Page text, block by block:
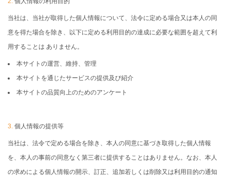
当社は、当社が取得した個人情報について、法令に定める場合又は本人の同
意を得た場合を除き、以下に定める利用目的の達成に必要な範囲を超えて利
用することは ありません。
本サイトの運営、維持、管理
本サイトを通じたサービスの提供及び紹介
本サイトの品質向上のためのアンケート
3. 個人情報の提供等
当社は、法令で定める場合を除き、本人の同意に基づき取得した個人情報
を、本人の事前の同意なく第三者に提供することはありません。なお、本人
の求めによる個人情報の開示、訂正、追加若しくは削除又は利用目的の通知